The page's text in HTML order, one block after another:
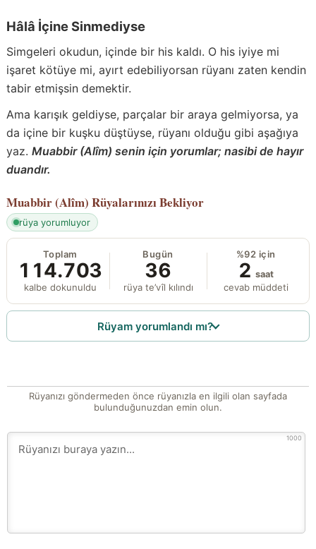
Hâlâ İçine Sinmediyse
Simgeleri okudun, içinde bir his kaldı. O his iyiye mi
işaret kötüye mi, ayırt edebiliyorsan rüyanı zaten kendin
tabir etmişsin demektir.
Ama karışık geldiyse, parçalar bir araya gelmiyorsa, ya
da içine bir kuşku düştüyse, rüyanı olduğu gibi aşağıya
yaz. Muabbir (Alîm) senin için yorumlar; nasibi de hayır
duandır.
Muabbir (Alîm) Rüyalarınızı Bekliyor
rüya yorumluyor
Toplam
114.703
kalbe dokunuldu
Bugün
36
rüya te’vîl kılındı
%92 için
2 saat
cevab müddeti
Rüyam yorumlandı mı?
Rüyanızı göndermeden önce rüyanızla en ilgili olan sayfada
bulunduğunuzdan emin olun.
1000